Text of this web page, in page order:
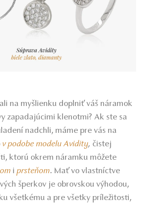
na myšlienku doplniť váš náramok
zapadajúcimi klenotmi? Ak ste sa
nadchli, máme pre vás na
v podobe modelu Avidity,čistej
ktorú okrem náramku môžete
i prsteňom. Mať vo vlastníctve
šperkov je obrovskou výhodou,
všetkému a pre všetky príležitosti,